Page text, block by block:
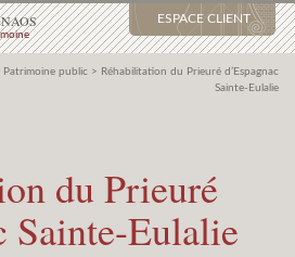
ESPACE CLIENT
Patrimoine public > Réhabilitation du Prieuré d’Espagnac
Sainte-Eulalie
du Prieuré
Sainte-Eulalie